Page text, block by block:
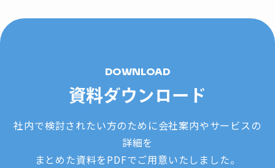
DOWNLOAD
資料ダウンロード
社内で検討されたい方のために会社案内やサービスの
詳細を
まとめた資料をPDFでご用意いたしました。